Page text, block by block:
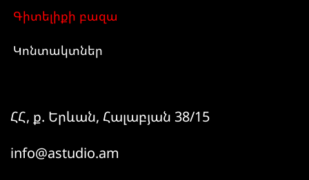
Գիտելիքի բազա
Կոնտակտներ
ՀՀ, ք. Երևան, Հալաբյան 38/15
info@astudio.am